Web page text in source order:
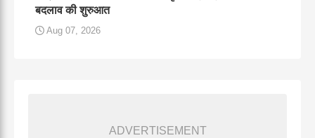
बदलाव की शुरुआत
Aug 07, 2026
ADVERTISEMENT